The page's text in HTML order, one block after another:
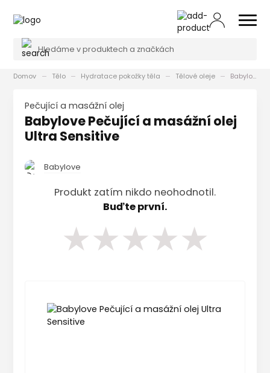
Domov Tělo Hydratace pokožky těla Tělové oleje Babylove Pečující a masážní olej Ultra Sensitive
Pečující a masážní olej
Babylove Pečující a masážní olej
Ultra Sensitive
Babylove
Produkt zatím nikdo neohodnotil.
Buďte první.
★★★★★